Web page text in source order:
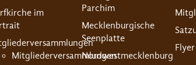
im
Mitgliederversammlungen
Parchim
Mecklenburgische
Seenplatte
Nordwestmecklenburg